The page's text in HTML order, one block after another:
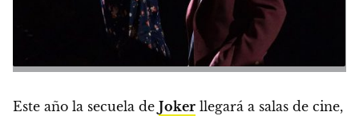
Este año la secuela de Joker llegará a salas de cine,